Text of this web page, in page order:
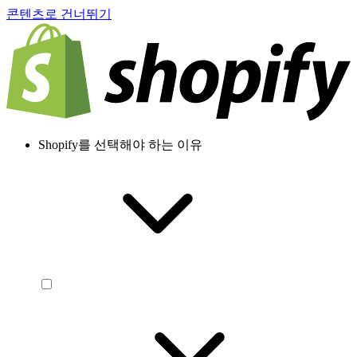
콘텐츠로 건너뛰기
Shopify를 선택해야 하는 이유